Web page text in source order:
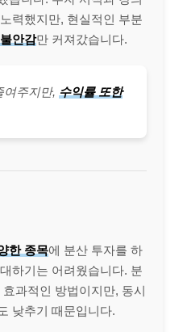
력했지만, 현실적인 부분
안감만 커져갔습니다.
여주지만, 수익률 또한
한 종목에 분산 투자를 하
하기는 어려웠습니다. 분
과적인 방법이지만, 동시
낮추기 때문입니다.